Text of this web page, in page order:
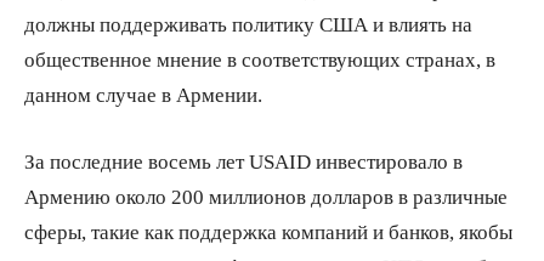
должны поддерживать политику США и влиять на
общественное мнение в соответствующих странах, в
данном случае в Армении.
За последние восемь лет USAID инвестировало в
Армению около 200 миллионов долларов в различные
сферы, такие как поддержка компаний и банков, якобы